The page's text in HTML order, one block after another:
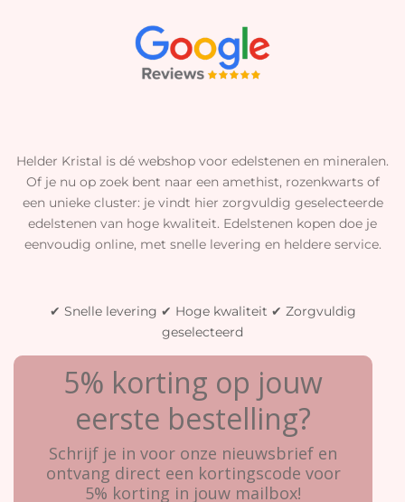
Helder Kristal is dé webshop voor edelstenen en mineralen.
Of je nu op zoek bent naar een amethist, rozenkwarts of
een unieke cluster: je vindt hier zorgvuldig geselecteerde
edelstenen van hoge kwaliteit. Edelstenen kopen doe je
eenvoudig online, met snelle levering en heldere service.
✔ Snelle levering ✔ Hoge kwaliteit ✔ Zorgvuldig
geselecteerd
5% korting op jouw
eerste bestelling?
Schrijf je in voor onze nieuwsbrief en
ontvang direct een kortingscode voor
5% korting in jouw mailbox!